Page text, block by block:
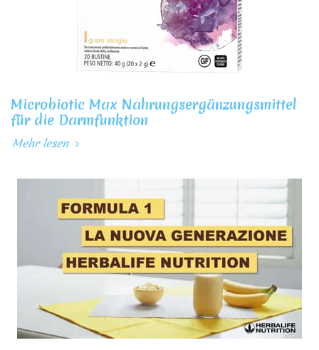
Microbiotic Max Nahrungsergänzungsmittel
für die Darmfunktion
Mehr lesen